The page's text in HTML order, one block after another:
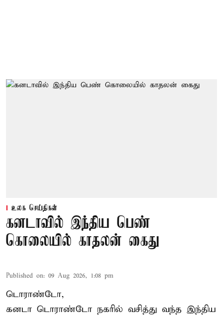
உலக செய்திகள்
கனடாவில் இந்திய பெண்
கொலையில் காதலன் கைது
Published on: 09 Aug 2026, 1:08 pm
டொராண்டோ,
கனடா டொராண்டோ நகரில் வசித்து வந்த இந்திய